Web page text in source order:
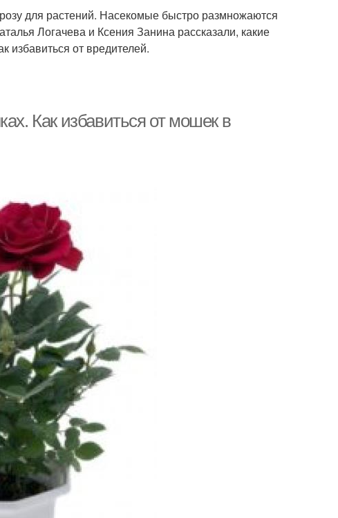
для растений. Насекомые быстро размножаются
Логачева и Ксения Занина рассказали, какие
избавиться от вредителей.
Как избавиться от мошек в